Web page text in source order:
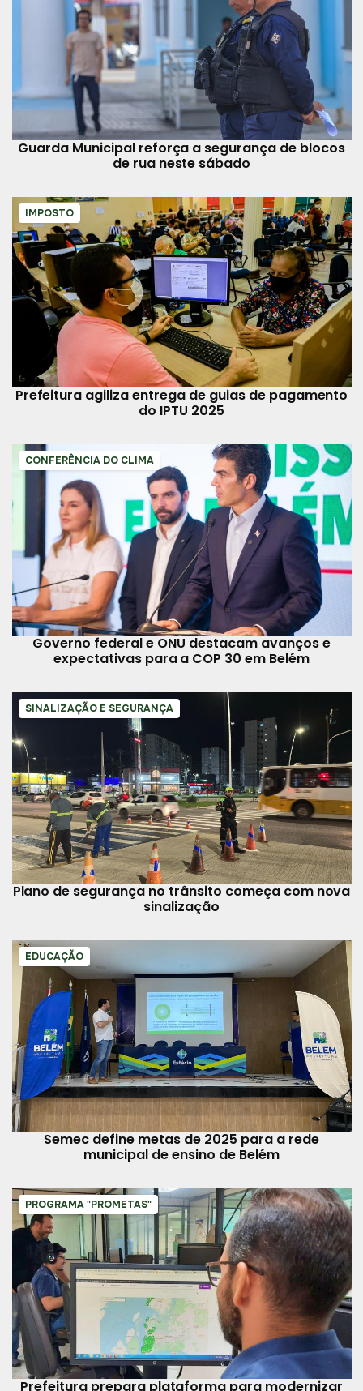
Guarda Municipal reforça a segurança de blocos
de rua neste sábado
IMPOSTO
Prefeitura agiliza entrega de guias de pagamento
do IPTU 2025
CONFERÊNCIA DO CLIMA
Governo federal e ONU destacam avanços e
expectativas para a COP 30 em Belém
SINALIZAÇÃO E SEGURANÇA
Plano de segurança no trânsito começa com nova
sinalização
EDUCAÇÃO
Semec define metas de 2025 para a rede
municipal de ensino de Belém
PROGRAMA "PROMETAS"
Prefeitura prepara plataforma para modernizar